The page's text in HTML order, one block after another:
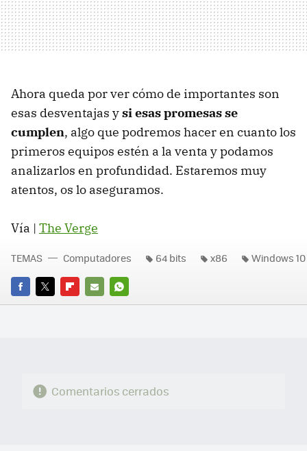
Ahora queda por ver cómo de importantes son
esas desventajas ysi esas promesas se
cumplen, algo que podremos hacer en cuanto los
primeros equipos estén a la venta y podamos
analizarlos en profundidad. Estaremos muy
atentos, os lo aseguramos.
Vía | The Verge
FACEBOOK
TWITTERFLIPBOARD
E-
WHATSAPP
TEMAS Computadores 64 bits x86 Windows 10
Comentarios cerrados